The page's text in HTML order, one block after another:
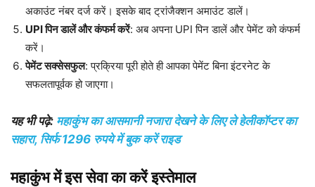
अकाउंट नंबर दर्ज करें। इसके बाद ट्रांजैक्शन अमाउंट डालें।
UPI पिन डालें और कंफर्म करें: अब अपना UPI पिन डालें और पेमेंट को कंफर्म
करें।
पेमेंट सक्सेसफुल: प्रक्रिया पूरी होते ही आपका पेमेंट बिना इंटरनेट के
सफलतापूर्वक हो जाएगा।
यह भी पढ़े: महाकुंभ का आसमानी नजारा देखने के लिए ले हेलीकॉप्टर का
सहारा, सिर्फ 1296 रुपये में बुक करें राइड
महाकुंभ में इस सेवा का करें इस्तेमाल